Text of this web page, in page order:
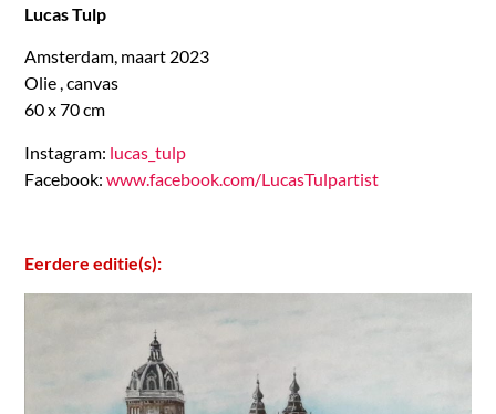
Lucas Tulp
Amsterdam, maart 2023
Olie , canvas
60 x 70 cm
Instagram: lucas_tulp
Facebook:www.facebook.com/LucasTulpartist
Eerdere editie(s):